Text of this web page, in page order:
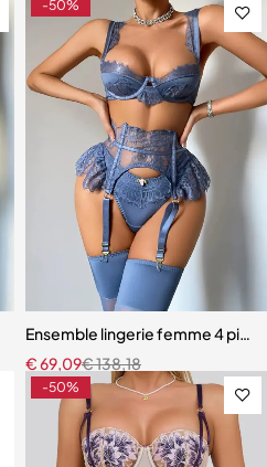
3 pièces élégant et moderne
-50%
Ensemble lingerie femme 4
€138,18
€69,09
-50%